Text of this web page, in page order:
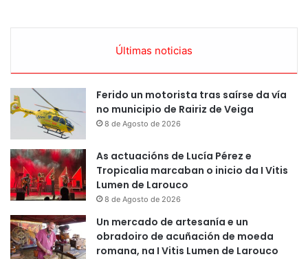
Últimas noticias
Ferido un motorista tras saírse da vía
no municipio de Rairiz de Veiga
8 de Agosto de 2026
As actuacións de Lucía Pérez e
Tropicalia marcaban o inicio da I Vitis
Lumen de Larouco
8 de Agosto de 2026
Un mercado de artesanía e un
obradoiro de acuñación de moeda
romana, na I Vitis Lumen de Larouco